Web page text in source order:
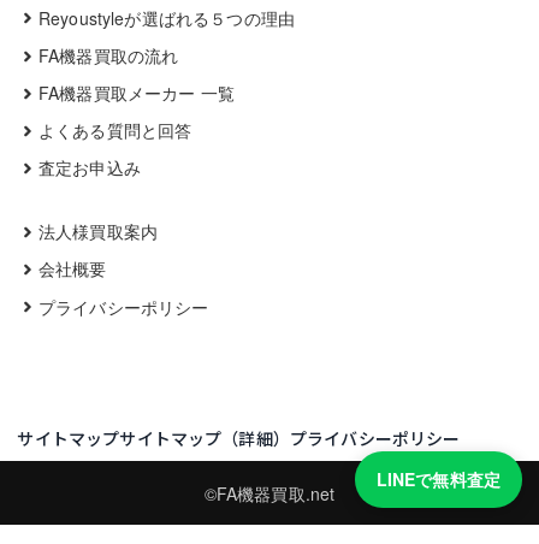
Reyoustyleが選ばれる５つの理由
FA機器買取の流れ
FA機器買取メーカー 一覧
よくある質問と回答
査定お申込み
法人様買取案内
会社概要
プライバシーポリシー
サイトマップサイトマップ（詳細） プライバシーポリシー
©FA機器買取.net
LINEで無料査定